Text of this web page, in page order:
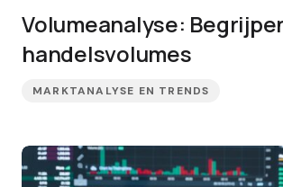
Volumeanalyse:
handelsvolumes
MARKTANALYSE EN TRENDS